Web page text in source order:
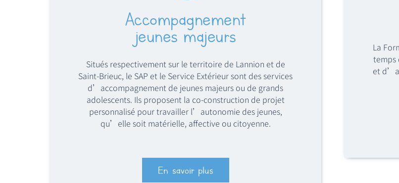
Accompagnement
jeunes majeurs
Situés respectivement sur le territoire de Lannion et de
Saint-Brieuc, le SAP et le Service Extérieur sont des services
d’accompagnement de jeunes majeurs ou de grands
adolescents. Ils proposent la co-construction de projet
personnalisé pour travailler l’autonomie des jeunes,
qu’elle soit matérielle, affective ou citoyenne.
En savoir plus
La
temps
et